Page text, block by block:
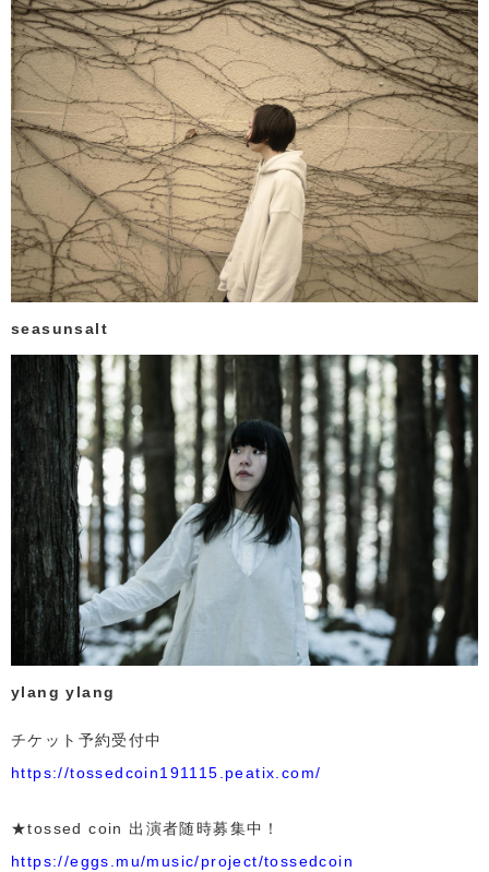
seasunsalt
ylang ylang
チケット予約受付中
https://tossedcoin191115.peatix.com/
★tossed coin 出演者随時募集中！
https://eggs.mu/music/project/tossedcoin